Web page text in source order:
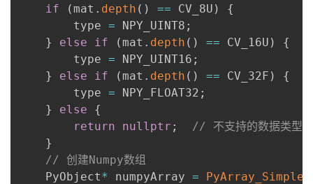
if
( mat . depth ( ) == CV_8U )
{
        type
= NPY_UINT8 ;
}
else if ( mat . depth ( ) == CV_16U )
{
        type
= NPY_UINT16 ;
}
else if ( mat . depth ( ) == CV_32F )
{
        type
= NPY_FLOAT32 ;
}
else
{
return
nullptr ;
// 不支持的数据类型
}
// 创建Numpy数组
    PyObject
* numpyArray =